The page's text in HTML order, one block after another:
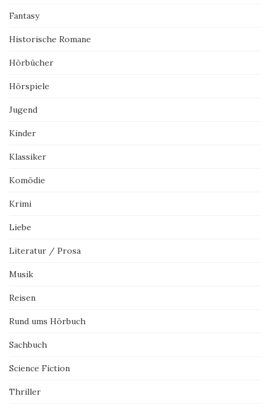
Fantasy
Historische Romane
Hörbücher
Hörspiele
Jugend
Kinder
Klassiker
Komödie
Krimi
Liebe
Literatur / Prosa
Musik
Reisen
Rund ums Hörbuch
Sachbuch
Science Fiction
Thriller